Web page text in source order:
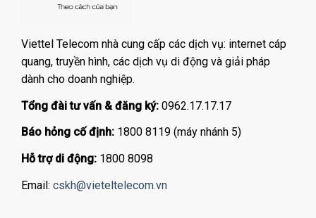
Viettel Telecom nhà cung cấp các dịch vụ: internet cáp
quang, truyền hình, các dịch vụ di động và giải pháp
dành cho doanh nghiệp.
Tổng đài tư vấn & đăng ký: 0962.17.17.17
Báo hỏng cố định: 1800 8119 (máy nhánh 5)
Hỗ trợ di động: 1800 8098
Email: cskh@vieteltelecom.vn